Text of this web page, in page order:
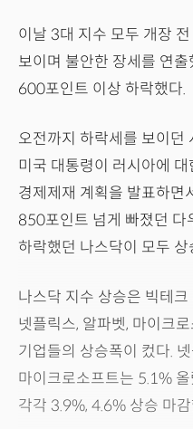
이날 3대 지수 모두 개장
보이며 불안한 장세를 연
600포인트 이상 하락했다.
오전까지 하락세를 보이던
미국 대통령이 러시아에
경제제재 계획을 발표하면
850포인트 넘게 빠졌던 다
하락했던 나스닥이 모두
나스닥 지수 상승은 빅테
넷플릭스, 알파벳, 마이크
기업들의 상승폭이 컸다.
마이크로소프트는 5.1%
각각 3.9%, 4.6% 상승 마